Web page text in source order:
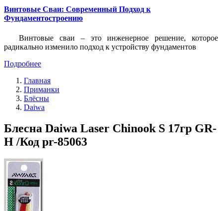
Винтовые Сваи: Современный Подход к
Фундаментостроению
Винтовые сваи – это инженерное решение, которое
радикально изменило подход к устройству фундаментов
Подробнее
Главная
Приманки
Блёсны
Daiwa
Блесна Daiwa Laser Chinook S 17гр GR-
H /Код pr-85063